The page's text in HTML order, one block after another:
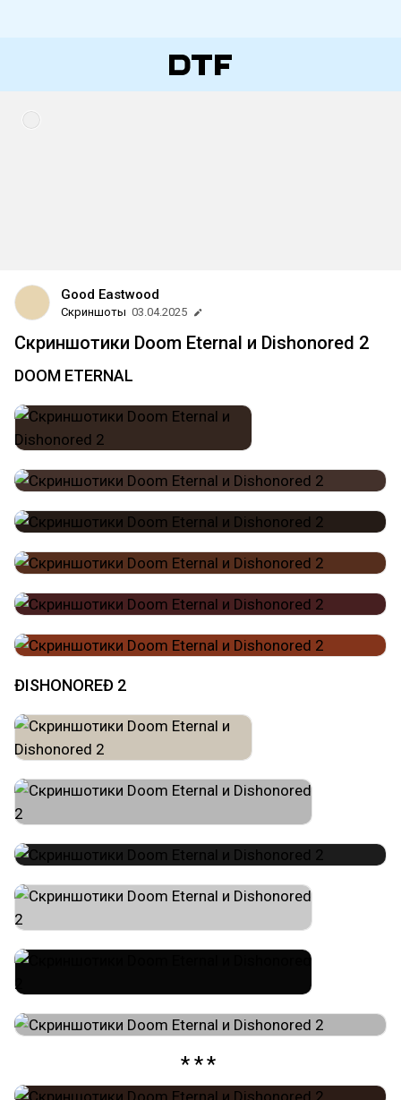
Good Eastwood
Скриншоты 03.04.2025
Скриншотики Doom Eternal и Dishonored 2
DOOM ETERNAL
ĐISHONOREĐ 2